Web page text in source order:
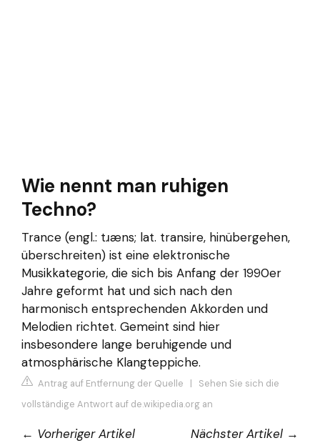
Wie nennt man ruhigen
Techno?
Trance (engl.: tɹæns; lat. transire, hinübergehen,
überschreiten) ist eine elektronische
Musikkategorie, die sich bis Anfang der 1990er
Jahre geformt hat und sich nach den
harmonisch entsprechenden Akkorden und
Melodien richtet. Gemeint sind hier
insbesondere lange beruhigende und
atmosphärische Klangteppiche.
Antrag auf Entfernung der Quelle | Sehen Sie sich die
vollständige Antwort auf de.wikipedia.org an
← Vorheriger Artikel
Nächster Artikel →